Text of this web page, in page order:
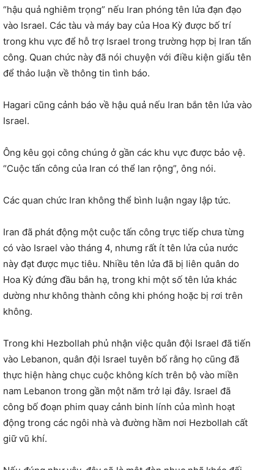
“hậu quả nghiêm trọng” nếu Iran phóng tên lửa đạn đạo
vào Israel. Các tàu và máy bay của Hoa Kỳ được bố trí
trong khu vực để hỗ trợ Israel trong trường hợp bị Iran tấn
công. Quan chức này đã nói chuyện với điều kiện giấu tên
để thảo luận về thông tin tình báo.
Hagari cũng cảnh báo về hậu quả nếu Iran bắn tên lửa vào
Israel.
Ông kêu gọi công chúng ở gần các khu vực được bảo vệ.
“Cuộc tấn công của Iran có thể lan rộng”, ông nói.
Các quan chức Iran không thể bình luận ngay lập tức.
Iran đã phát động một cuộc tấn công trực tiếp chưa từng
có vào Israel vào tháng 4, nhưng rất ít tên lửa của nước
này đạt được mục tiêu. Nhiều tên lửa đã bị liên quân do
Hoa Kỳ đứng đầu bắn hạ, trong khi một số tên lửa khác
dường như không thành công khi phóng hoặc bị rơi trên
không.
Trong khi Hezbollah phủ nhận việc quân đội Israel đã tiến
vào Lebanon, quân đội Israel tuyên bố rằng họ cũng đã
thực hiện hàng chục cuộc không kích trên bộ vào miền
nam Lebanon trong gần một năm trở lại đây. Israel đã
công bố đoạn phim quay cảnh binh lính của mình hoạt
động trong các ngôi nhà và đường hầm nơi Hezbollah cất
giữ vũ khí.